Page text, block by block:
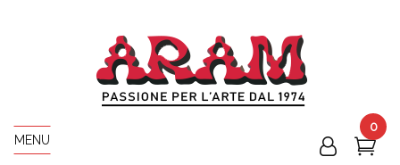
MENU
0